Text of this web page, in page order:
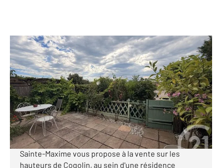
COGOLIN 83
50 m2, 2 pièces
Ref : 175
Maison à vendre
279 000 €
COGOLIN CHARMANT MAZET AVEC TERRASSE ET
PISCINE Votre agence Century 21 Donzica Immobilier
Sainte-Maxime vous propose à la vente sur les
hauteurs de Cogolin, au sein d'une résidence